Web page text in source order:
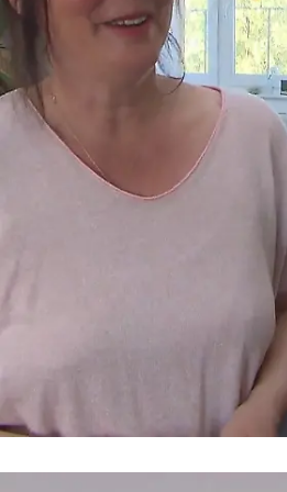
Am Mittwoch